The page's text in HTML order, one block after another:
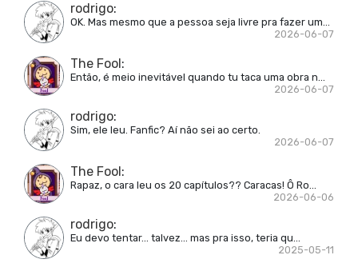
rodrigo:
OK. Mas mesmo que a pessoa seja livre pra fazer um...
2026-06-07
The Fool :
Então, é meio inevitável quando tu taca uma obra n...
2026-06-07
rodrigo:
Sim, ele leu. Fanfic? Aí não sei ao certo.
2026-06-07
The Fool :
Rapaz, o cara leu os 20 capítulos?? Caracas! Ô Ro...
2026-06-06
rodrigo:
Eu devo tentar... talvez... mas pra isso, teria qu...
2025-05-11